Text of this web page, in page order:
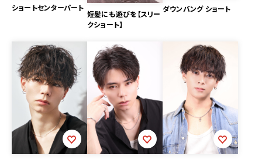
ショートセンターパート
短髪にも遊びを【スリー
クショート】
ダウンバング ショート